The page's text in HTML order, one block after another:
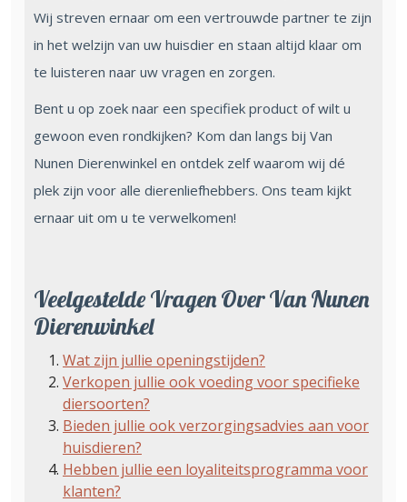
Wij streven ernaar om een vertrouwde partner te zijn
in het welzijn van uw huisdier en staan altijd klaar om
te luisteren naar uw vragen en zorgen.
Bent u op zoek naar een specifiek product of wilt u
gewoon even rondkijken? Kom dan langs bij Van
Nunen Dierenwinkel en ontdek zelf waarom wij dé
plek zijn voor alle dierenliefhebbers. Ons team kijkt
ernaar uit om u te verwelkomen!
Veelgestelde Vragen Over Van Nunen
Dierenwinkel
Wat zijn jullie openingstijden?
Verkopen jullie ook voeding voor specifieke
diersoorten?
Bieden jullie ook verzorgingsadvies aan voor
huisdieren?
Hebben jullie een loyaliteitsprogramma voor
klanten?